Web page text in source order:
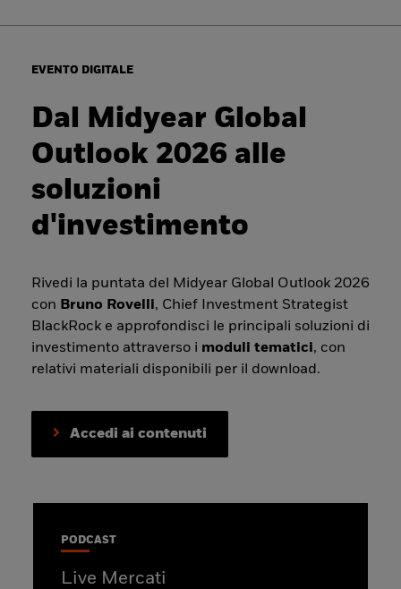
EVENTO DIGITALE
Dal Midyear Global
Outlook 2026 alle
soluzioni
d'investimento
Rivedi la puntata del Midyear Global Outlook 2026
con Bruno Rovelli, Chief Investment Strategist
BlackRock e approfondisci le principali soluzioni di
investimento attraverso i moduli tematici, con
relativi materiali disponibili per il download.
Accedi ai contenuti
PODCAST
Live Mercati